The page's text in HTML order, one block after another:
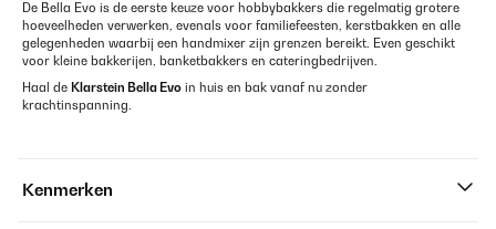
De Bella Evo is de eerste keuze voor hobbybakkers die regelmatig grotere
hoeveelheden verwerken, evenals voor familiefeesten, kerstbakken en alle
gelegenheden waarbij een handmixer zijn grenzen bereikt. Even geschikt
voor kleine bakkerijen, banketbakkers en cateringbedrijven.
Haal de Klarstein Bella Evo in huis en bak vanaf nu zonder
krachtinspanning.
Kenmerken